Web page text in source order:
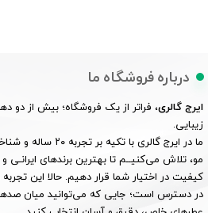
درباره فروشگاه ما
ایرج گالری، فراتر از یک فروشگاه؛ بیش از دو
زیبایی.
ما در ایرج گالری با
مو، تلاش می‌کنیــم تا بهترین برندهای ایرانـی
کیفیت در اختیار شما قرار دهیم. حالا این
در دسترس است؛ جایی که می‌توانید میان